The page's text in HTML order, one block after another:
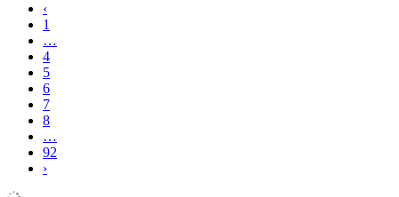
‹
1
…
4
5
6
7
8
…
92
›